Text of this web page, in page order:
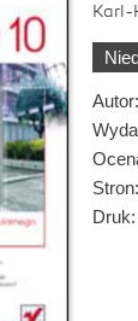
Karl-
Autor:
Stron:
Druk: